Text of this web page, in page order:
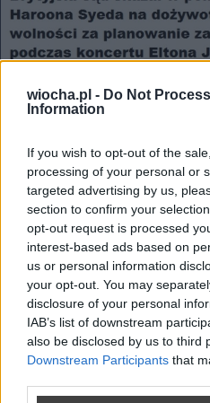
wiocha.pl - Do Not
Information
If you wish to opt-out of the
processing of your personal or
targeted advertising by us,
section to confirm your
opt-out request is processed
interest-based ads based on
us or personal information
your opt-out. You may
disclosure of your personal
IAB’s list of downstream
also be disclosed by us to third
Downstream Participants that
0 9
Prawda historyczna...
przezMontyPython— 9 lat temu